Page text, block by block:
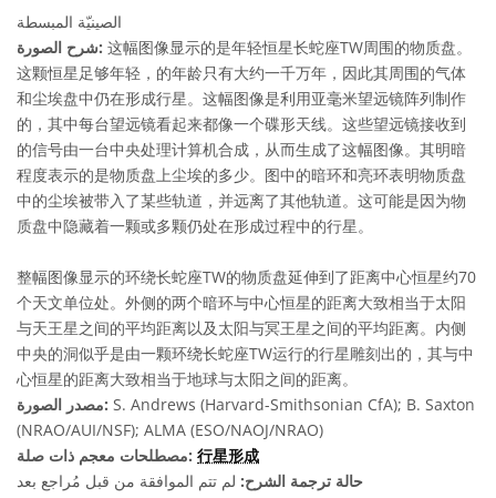
الصينيّة المبسطة
شرح الصورة: 这幅图像显示的是年轻恒星长蛇座TW周围的物质盘。
这颗恒星足够年轻，的年龄只有大约一千万年，因此其周围的气体
和尘埃盘中仍在形成行星。这幅图像是利用亚毫米望远镜阵列制作
的，其中每台望远镜看起来都像一个碟形天线。这些望远镜接收到
的信号由一台中央处理计算机合成，从而生成了这幅图像。其明暗
程度表示的是物质盘上尘埃的多少。图中的暗环和亮环表明物质盘
中的尘埃被带入了某些轨道，并远离了其他轨道。这可能是因为物
质盘中隐藏着一颗或多颗仍处在形成过程中的行星。
整幅图像显示的环绕长蛇座TW的物质盘延伸到了距离中心恒星约70
个天文单位处。外侧的两个暗环与中心恒星的距离大致相当于太阳
与天王星之间的平均距离以及太阳与冥王星之间的平均距离。内侧
中央的洞似乎是由一颗环绕长蛇座TW运行的行星雕刻出的，其与中
心恒星的距离大致相当于地球与太阳之间的距离。
مصدر الصورة: S. Andrews (Harvard-Smithsonian CfA); B. Saxton
(NRAO/AUI/NSF); ALMA (ESO/NAOJ/NRAO)
مصطلحات معجم ذات صلة: 行星形成
حالة ترجمة الشرح: لم تتم الموافقة من قبل مُراجع بعد